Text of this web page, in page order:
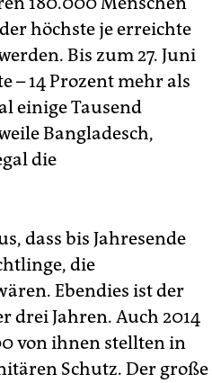
höchste je erreichte
Bis zum 27. Juni
14 Prozent mehr als
einige Tausend
Bangladesch,
die
dass bis Jahresende
die
Ebendies ist der
drei Jahren. Auch 2014
von ihnen stellten in
Schutz. Der große